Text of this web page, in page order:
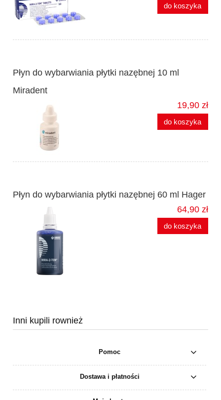
do koszyka
Płyn do wybarwiania płytki nazębnej 10 ml
Miradent
19,90 zł
do koszyka
Płyn do wybarwiania płytki nazębnej 60 ml Hager
64,90 zł
do koszyka
Inni kupili rownież
Pomoc
Dostawa i płatności